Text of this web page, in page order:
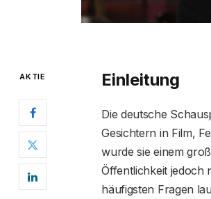
AKTIE Einleitung
Die deutsche
Gesichtern in Film,
wurde sie einem
Öffentlichkeit jedoch
häufigsten Fragen